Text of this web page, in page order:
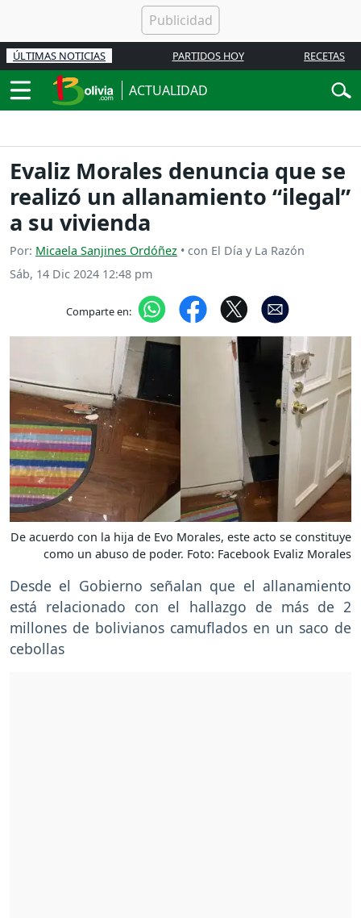
ÚLTIMAS NOTICIAS PARTIDOS HOY RECETAS
ACTUALIDAD
Evaliz Morales denuncia que se
realizó un allanamiento “ilegal”
a su vivienda
Por: Micaela Sanjines Ordóñez • con El Día y La Razón
Sáb, 14 Dic 2024 12:48 pm
Comparte en:
De acuerdo con la hija de Evo Morales, este acto se constituye
como un abuso de poder. Foto: Facebook Evaliz Morales
Desde el Gobierno señalan que el allanamiento
está relacionado con el hallazgo de más de 2
millones de bolivianos camuflados en un saco de
cebollas